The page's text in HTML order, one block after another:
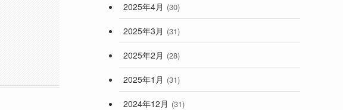
2025年4月 (30)
2025年3月 (31)
2025年2月 (28)
2025年1月 (31)
2024年12月 (31)